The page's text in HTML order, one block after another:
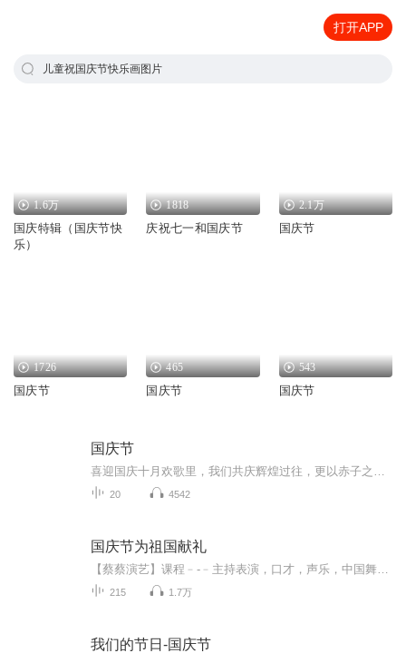
打开APP
儿童祝国庆节快乐画图片
1.6万
国庆特辑（国庆节快
乐）
1818
庆祝七一和国庆节
2.1万
国庆节
1726
国庆节
465
国庆节
543
国庆节
国庆节
20 4542
国庆节为祖国献礼
215 1.7万
我们的节日-国庆节